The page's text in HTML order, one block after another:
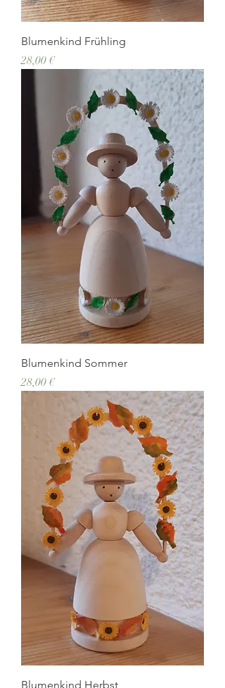
Blumenkind Frühling
Preis
28,00 €
Blumenkind Sommer
Preis
28,00 €
Blumenkind Herbst